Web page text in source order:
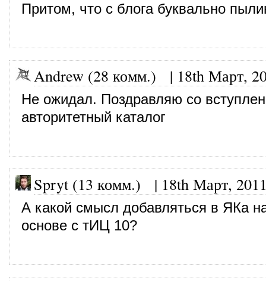
Притом, что с блога буквально
Andrew (28 комм.) | 18th Март,
Не ожидал. Поздравляю со
авторитетный каталог
Spryt (13 комм.) | 18th Март,
А какой смысл добавляться в ЯКа
основе с тИЦ 10?